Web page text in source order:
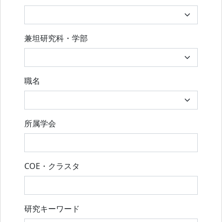
兼坦研究科・学部
職名
所属学会
COE・クラスタ
研究キーワード